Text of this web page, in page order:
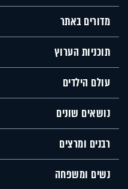
מדורים באתר
תוכניות הערוץ
עולם הילדים
נושאים שונים
רבנים ומרצים
נשים ומשפחה